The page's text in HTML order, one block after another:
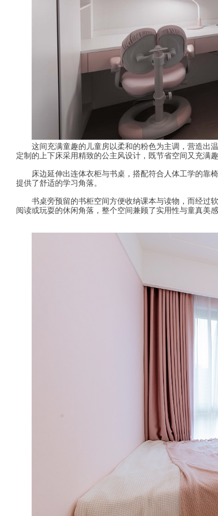
这间充满童趣的儿童房以柔和的粉色为主调，营造出
定制的上下床采用精致的公主风设计，既节省空间又充满
床边延伸出连体衣柜与书桌，搭配符合人体工学的靠
提供了舒适的学习角落。
书桌旁预留的书柜空间方便收纳课本与读物，而经过
阅读或玩耍的休闲角落，整个空间兼顾了实用性与童真美